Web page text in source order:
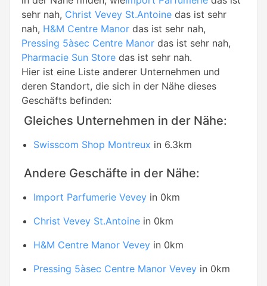
sehr nah, Christ Vevey St.Antoine das ist sehr
nah, H&M Centre Manor das ist sehr nah,
Pressing 5àsec Centre Manor das ist sehr nah,
Pharmacie Sun Store das ist sehr nah.
Hier ist eine Liste anderer Unternehmen und
deren Standort, die sich in der Nähe dieses
Geschäfts befinden:
Gleiches Unternehmen in der Nähe:
Swisscom Shop Montreux in 6.3km
Andere Geschäfte in der Nähe:
Import Parfumerie Vevey in 0km
Christ Vevey St.Antoine in 0km
H&M Centre Manor Vevey in 0km
Pressing 5àsec Centre Manor Vevey in 0km